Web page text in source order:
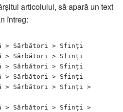
articolului, să apară un text
întreg:
> Sărbători > Sfinți
> Sărbători > Sfinți
> Sărbători > Sfinți
> Sărbători > Sfinți
> Sărbători > Sfinți >
> Sărbători > Sfinți >